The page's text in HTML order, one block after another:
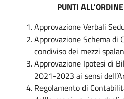
PUNTI
Approvazione Verbali
Approvazione Schema di
condiviso dei mezzi
Approvazione Ipotesi di
2021-2023 ai sensi
Regolamento di